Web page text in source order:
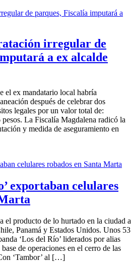
irregular de
a ex alcalde
el ex mandatario local habría
después de celebrar dos
legales por un valor total de:
La Fiscalía Magdalena radicó la
y medida de aseguramiento en
exportaban celulares
el producto de lo hurtado en la ciudad a
Panamá y Estados Unidos. Unos 53
‘Los del Río’ liderados por alias
de operaciones en el cerro de las
‘Tambor’ al […]